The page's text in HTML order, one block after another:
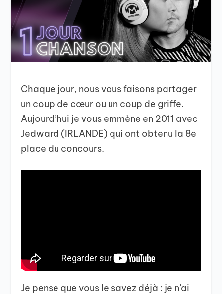
Chaque jour, nous vous faisons partager
un coup de cœur ou un coup de griffe.
Aujourd’hui je vous emmène en 2011 avec
Jedward (IRLANDE) qui ont obtenu la 8e
place du concours.
Je pense que vous le savez déjà : je n’ai